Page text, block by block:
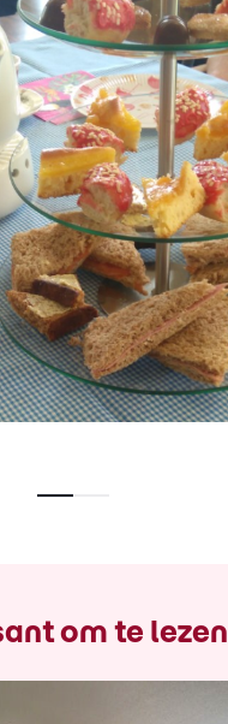
om te lezen